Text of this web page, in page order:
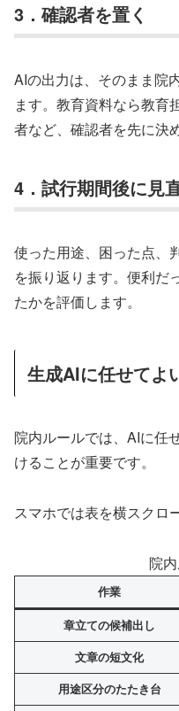
3．確認者を置く
AIの出力は、そのまま院
ます。教育資料なら教育
者など、確認者を先に決
4．試行期間後に見
使った用途、困った点、
を振り返ります。便利だ
たかを評価します。
生成AIに任せてよ
院内ルールでは、AIに任
けることが重要です。
スマホでは表を横スクロ
院
作業
章立ての候補出し
文章の短文化
用途区分のたたき台